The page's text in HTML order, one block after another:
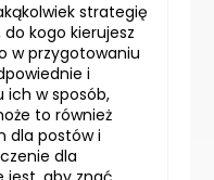
strategię
kogo kierujesz
w przygotowaniu
i
ich w sposób,
to również
dla postów i
dla